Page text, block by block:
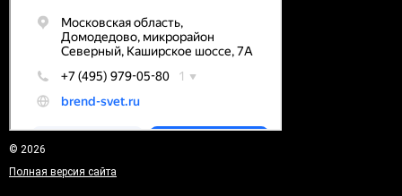
© 2026
Полная версия сайта